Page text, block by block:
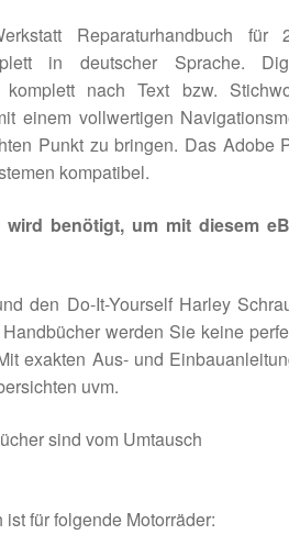
Reparaturhandbuch für
in deutscher Sprache.
nach Text bzw.
einem vollwertigen
Punkt zu bringen. Das Adobe
kompatibel.
benötigt, um mit diesem
den Do-It-Yourself Harley
werden Sie keine
exakten Aus- und
uvm.
sind vom Umtausch
für folgende Motorräder: